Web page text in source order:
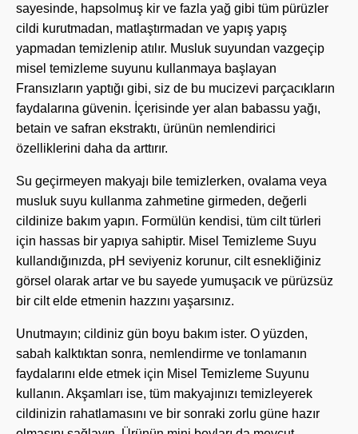
sayesinde, hapsolmuş kir ve fazla yağ gibi tüm pürüzler
cildi kurutmadan, matlaştırmadan ve yapış yapış
yapmadan temizlenip atılır. Musluk suyundan vazgeçip
misel temizleme suyunu kullanmaya başlayan
Fransızların yaptığı gibi, siz de bu mucizevi parçacıkların
faydalarına güvenin. İçerisinde yer alan babassu yağı,
betain ve safran ekstraktı, ürünün nemlendirici
özelliklerini daha da arttırır.
Su geçirmeyen makyajı bile temizlerken, ovalama veya
musluk suyu kullanma zahmetine girmeden, değerli
cildinize bakım yapın. Formülün kendisi, tüm cilt türleri
için hassas bir yapıya sahiptir. Misel Temizleme Suyu
kullandığınızda, pH seviyeniz korunur, cilt esnekliğiniz
görsel olarak artar ve bu sayede yumuşacık ve pürüzsüz
bir cilt elde etmenin hazzını yaşarsınız.
Unutmayın; cildiniz gün boyu bakım ister. O yüzden,
sabah kalktıktan sonra, nemlendirme ve tonlamanın
faydalarını elde etmek için Misel Temizleme Suyunu
kullanın. Akşamları ise, tüm makyajınızı temizleyerek
cildinizin rahatlamasını ve bir sonraki zorlu güne hazır